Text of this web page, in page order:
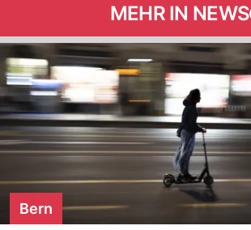
MEHR IN NEWS
Bern